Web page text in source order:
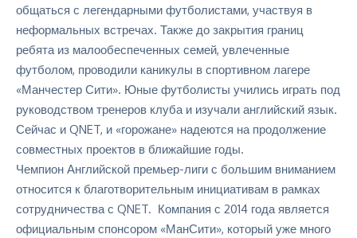
общаться с легендарными футболистами, участвуя в
неформальных встречах. Также до закрытия границ
ребята из малообеспеченных семей, увлеченные
футболом, проводили каникулы в спортивном лагере
«Манчестер Сити». Юные футболисты учились играть под
руководством тренеров клуба и изучали английский язык.
Сейчас и QNET, и «горожане» надеются на продолжение
совместных проектов в ближайшие годы.
Чемпион Английской премьер-лиги с большим вниманием
относится к благотворительным инициативам в рамках
сотрудничества с QNET. Компания с 2014 года является
официальным спонсором «МанСити», который уже много